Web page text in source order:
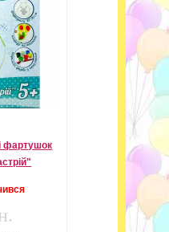
фартушок